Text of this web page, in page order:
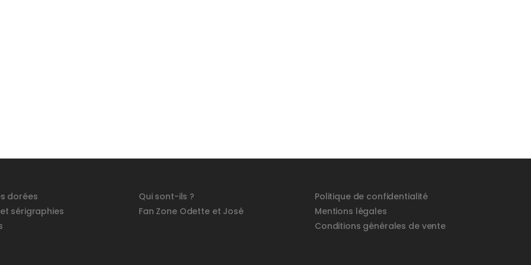
dorées
sérigraphies
Qui sont-ils ?
Fan Zone Odette et José
Politique de confidentialité
Mentions légales
Conditions générales de vente